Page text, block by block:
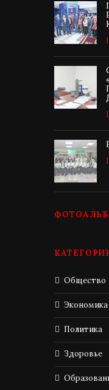
Общество
Экономика
Политика
Здоровье